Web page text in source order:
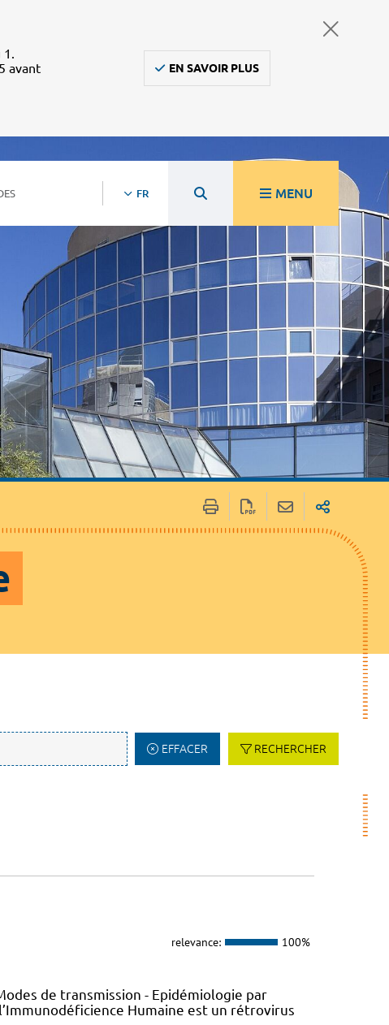
1.
avant
EN SAVOIR PLUS
FR MENU
EFFACER RECHERCHER
relevance: 100%
de transmission - Epidémiologie par
Humaine est un rétrovirus